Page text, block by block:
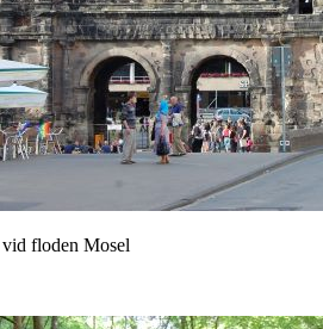
floden Mosel